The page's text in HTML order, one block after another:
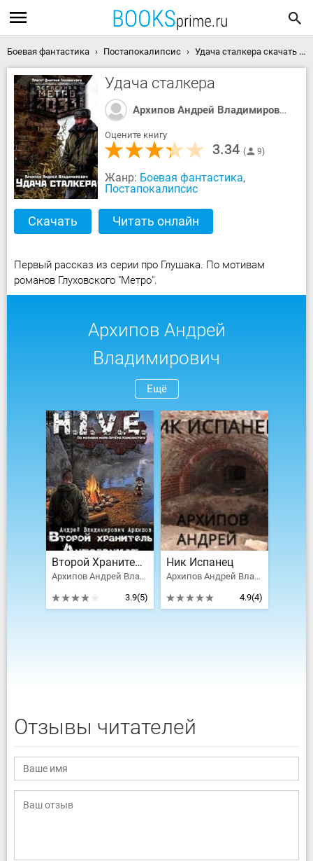
Боевая фантастика Постапокалипсис Удача сталкера скачать книгу
Удача сталкера
Архипов Андрей Владимирович
Оцените книгу
3.34 9
Жанр: Боевая фантастика,
Постапокалипсис
Скачать Читать онлайн
Первый рассказ из серии про Глушака. По мотивам
романов Глуховского "Метро".
Архипов Андрей
Владимирович
Ещё
Второй Хранитель. Антагонист
Архипов Андрей Владимирович
3.9(5)
Ник Испанец
Архипов Андрей Владимирович
4.9(4)
Отзывы читателей